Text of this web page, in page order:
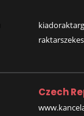
Czech